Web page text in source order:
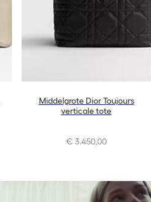
Middelgrote Dior Toujours
verticale tote
€ 3.450,00